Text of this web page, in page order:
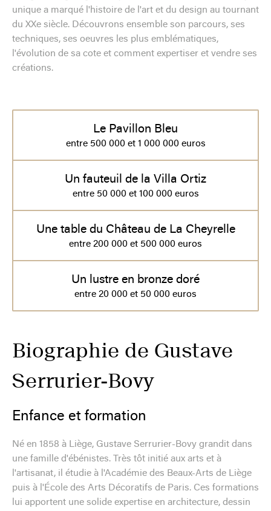
unique a marqué l'histoire de l'art et du design au tournant
du XXe siècle. Découvrons ensemble son parcours, ses
techniques, ses oeuvres les plus emblématiques,
l'évolution de sa cote et comment expertiser et vendre ses
créations.
Le Pavillon Bleu
entre 500 000 et 1 000 000 euros
Un fauteuil de la Villa Ortiz
entre 50 000 et 100 000 euros
Une table du Château de La Cheyrelle
entre 200 000 et 500 000 euros
Un lustre en bronze doré
entre 20 000 et 50 000 euros
Biographie de Gustave
Serrurier-Bovy
Enfance et formation
Né en 1858 à Liège, Gustave Serrurier-Bovy grandit dans
une famille d'ébénistes. Très tôt initié aux arts et à
l'artisanat, il étudie à l'Académie des Beaux-Arts de Liège
puis à l'École des Arts Décoratifs de Paris. Ces formations
lui apportent une solide expertise en architecture, dessin